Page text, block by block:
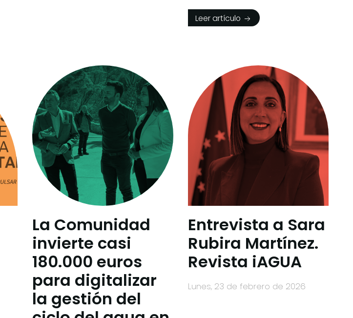
Leer artículo
La Comunidad
invierte casi
180.000 euros
para digitalizar
la gestión del
Entrevista a Sara
Rubira Martínez.
Revista iAGUA
lunes, 23 de febrero de 2026